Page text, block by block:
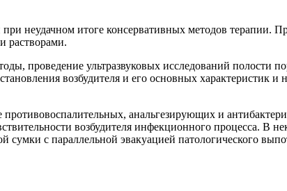
неудачном итоге консервативных методов терапии.
растворами.
проведение ультразвуковых исследований полости
возбудителя и его основных характеристик и
анальгезирующих и
возбудителя инфекционного процесса. В
сумки с параллельной эвакуацией патологического